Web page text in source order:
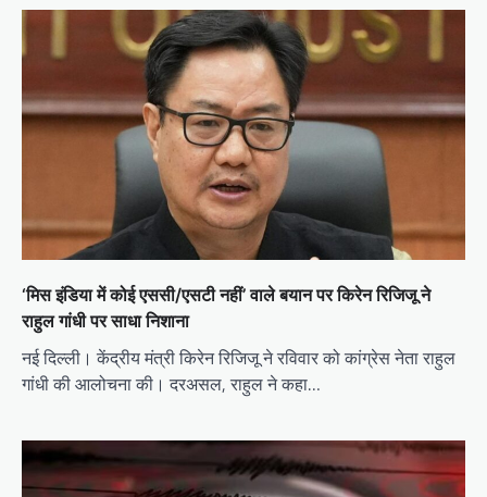
‘मिस इंडिया में कोई एससी/एसटी नहीं’ वाले बयान पर किरेन रिजिजू ने
राहुल गांधी पर साधा निशाना
नई दिल्ली। केंद्रीय मंत्री किरेन रिजिजू ने रविवार को कांग्रेस नेता राहुल
गांधी की आलोचना की। दरअसल, राहुल ने कहा…